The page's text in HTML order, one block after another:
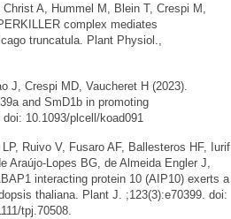
A, Hummel M, Blein T, Crespi M,
complex mediates
truncatula. Plant Physiol.,
Crespi MD, Vaucheret H (2023).
and SmD1b in promoting
10.1093/plcell/koad091
Ruivo V, Fusaro AF, Ballesteros HF, Iurif
Araújo-Lopes BG, de Almeida Engler J,
interacting protein 10 (AIP10) exerts a
thaliana. Plant J. ;123(3):e70399. doi:
tpj.70508.